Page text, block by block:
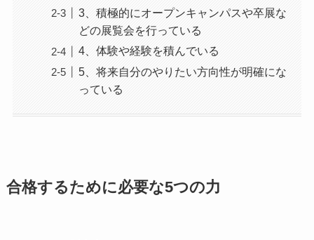
3、積極的にオープンキャンパスや卒展な
どの展覧会を行っている
4、体験や経験を積んでいる
5、将来自分のやりたい方向性が明確にな
っている
合格するために必要な5つの力